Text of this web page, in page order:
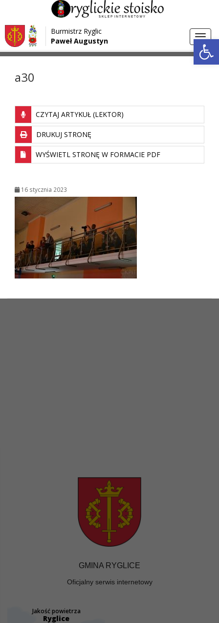
Przejdź do menu
Przejdź do głównej treści strony
Przejdź do stopki strony
Burmistrz Ryglic
Paweł Augustyn
Strona główna > Media >
a30
CZYTAJ ARTYKUŁ (LEKTOR)
DRUKUJ STRONĘ
WYŚWIETL STRONĘ W FORMACIE PDF
16 stycznia 2023
GMINA RYGLICE
Oficjalny serwis internetowy